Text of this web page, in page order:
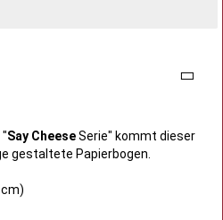
Say CheeseSerie" kommt dieser
gestaltete Papierbogen.
cm)